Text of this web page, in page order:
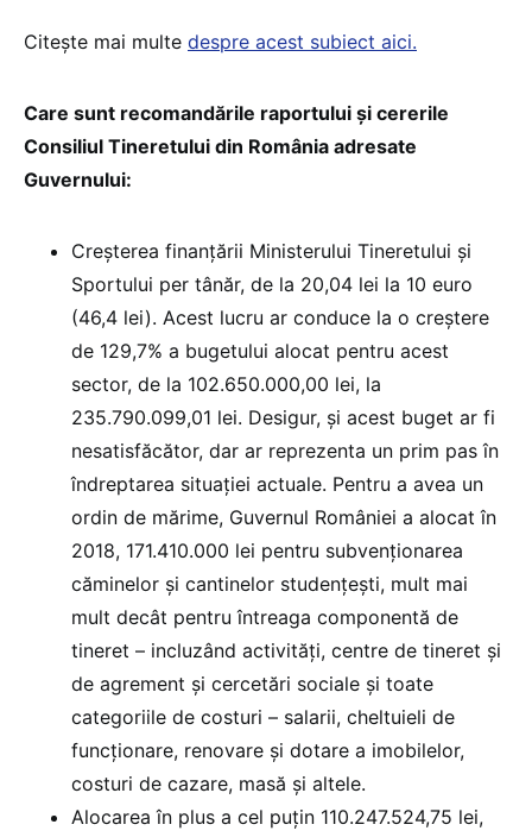
Citește mai multe despre acest subiect aici.
Care sunt recomandările raportului și cererile
Consiliul Tineretului din România adresate
Guvernului:
Creșterea finanțării Ministerului Tineretului și
Sportului per tânăr, de la 20,04 lei la 10 euro
(46,4 lei). Acest lucru ar conduce la o creștere
de 129,7% a bugetului alocat pentru acest
sector, de la 102.650.000,00 lei, la
235.790.099,01 lei. Desigur, și acest buget ar fi
nesatisfăcător, dar ar reprezenta un prim pas în
îndreptarea situației actuale. Pentru a avea un
ordin de mărime, Guvernul României a alocat în
2018, 171.410.000 lei pentru subvenționarea
căminelor și cantinelor studențești, mult mai
mult decât pentru întreaga componentă de
tineret – incluzând activități, centre de tineret și
de agrement și cercetări sociale și toate
categoriile de costuri – salarii, cheltuieli de
funcționare, renovare și dotare a imobilelor,
costuri de cazare, masă și altele.
Alocarea în plus a cel puțin 110.247.524,75 lei,